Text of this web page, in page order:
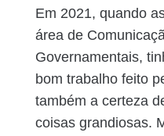
Em 2021, quando
área de
Governamentais,
bom trabalho feito
também a certeza
coisas grandiosas.